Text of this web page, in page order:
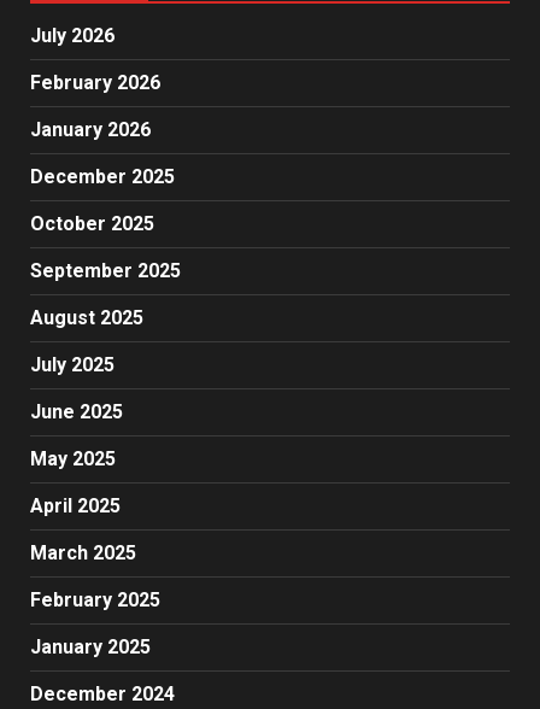
July 2026
February 2026
January 2026
December 2025
October 2025
September 2025
August 2025
July 2025
June 2025
May 2025
April 2025
March 2025
February 2025
January 2025
December 2024